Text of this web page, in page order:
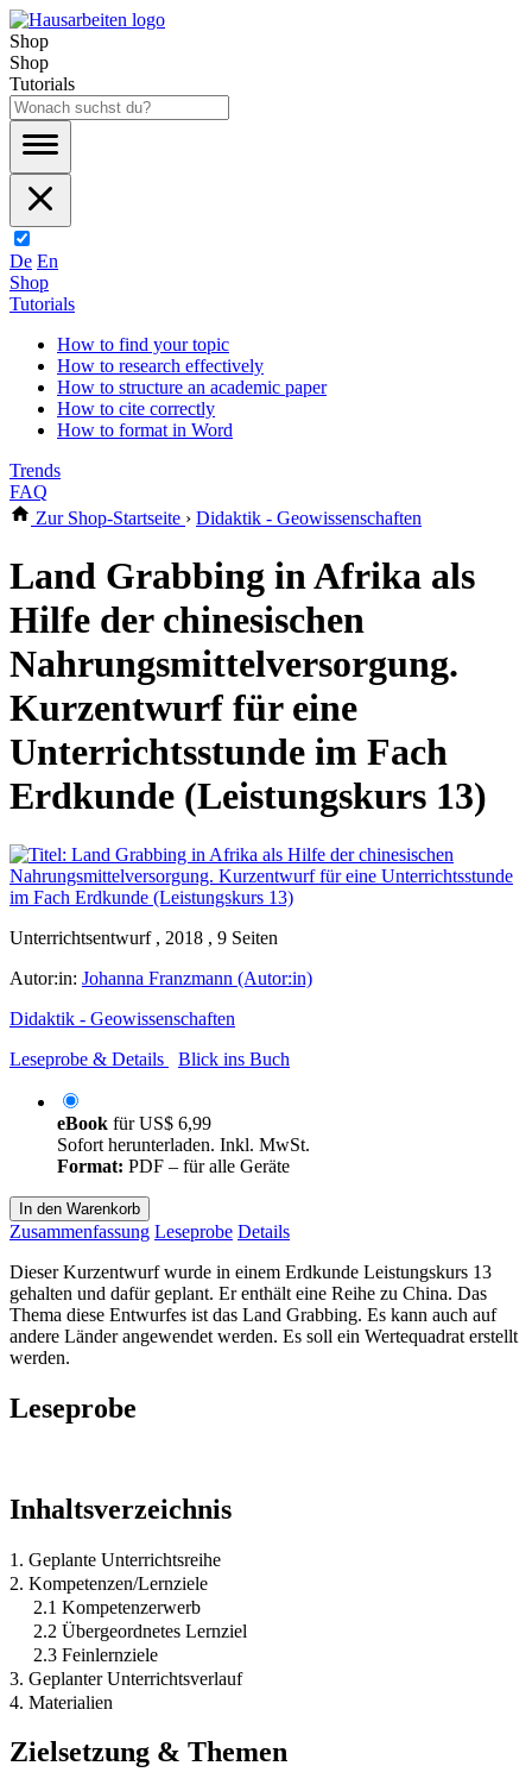
Shop
Shop
Tutorials
De En
Shop
Tutorials
How to find your topic
How to research effectively
How to structure an academic paper
How to cite correctly
How to format in Word
Trends
FAQ
Zur Shop-Startseite › Didaktik - Geowissenschaften
Land Grabbing in Afrika als
Hilfe der chinesischen
Nahrungsmittelversorgung.
Kurzentwurf für eine
Unterrichtsstunde im Fach
Erdkunde (Leistungskurs 13)
Unterrichtsentwurf , 2018 , 9 Seiten
Autor:in: Johanna Franzmann (Autor:in)
Didaktik - Geowissenschaften
Leseprobe & Details
Blick ins Buch
eBook fürUS$ 6,99
Sofort herunterladen. Inkl. MwSt.
Format: PDF – für alle Geräte
In den Warenkorb
Zusammenfassung Leseprobe Details
Dieser Kurzentwurf wurde in einem Erdkunde Leistungskurs 13
gehalten und dafür geplant. Er enthält eine Reihe zu China. Das
Thema diese Entwurfes ist das Land Grabbing. Es kann auch auf
andere Länder angewendet werden. Es soll ein Wertequadrat erstellt
werden.
Leseprobe
Inhaltsverzeichnis
1. Geplante Unterrichtsreihe
2. Kompetenzen/Lernziele
2.1 Kompetenzerwerb
2.2 Übergeordnetes Lernziel
2.3 Feinlernziele
3. Geplanter Unterrichtsverlauf
4. Materialien
Zielsetzung & Themen